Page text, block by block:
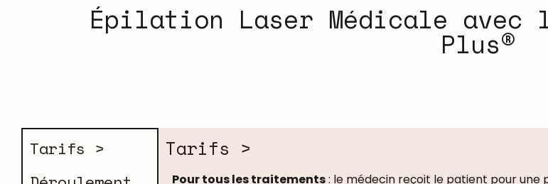
Épilation Laser Médicale avec
Plus®
Tarifs >
Tarifs >
Pour tous les traitements: le médecin reçoit le patient pour